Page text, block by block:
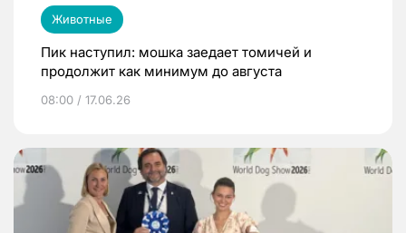
Животные
Пик наступил: мошка заедает томичей и
продолжит как минимум до августа
08:00 / 17.06.26